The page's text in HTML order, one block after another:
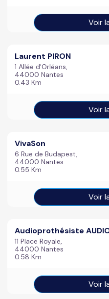
Voir
Laurent PIRON
1 Allée d'Orléans,
44000 Nantes
0.43 Km
Voir
VivaSon
6 Rue de Budapest,
44000 Nantes
0.55 Km
Voir
Audioprothésiste
11 Place Royale,
44000 Nantes
0.58 Km
Voir